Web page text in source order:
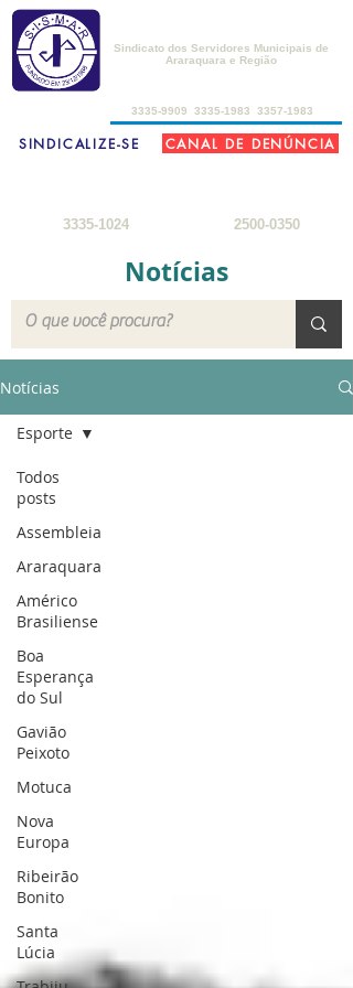
3335-9909
3335-1983 3357-1983
3335-1024
Sindicato dos Servidores Municipais de
Araraquara e Região
SINDICALIZE-SE
2500-0350
CANAL DE DENÚNCIA
Notícias
Notícias
Todos
posts
Assembleia
Araraquara
Américo
Brasiliense
Boa
Esperança
do Sul
Gavião
Peixoto
Motuca
Nova
Europa
Ribeirão
Bonito
Santa
Lúcia
Esporte